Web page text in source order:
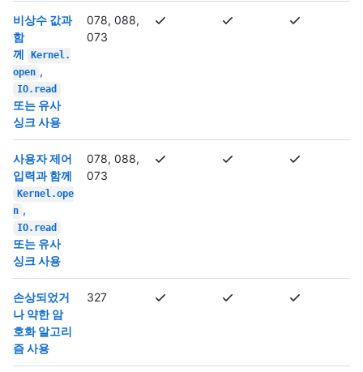
비상수 값과
함
께
Kernel.
open ,
IO.read
또는 유사
싱크 사용
078, 088,
073
사용자 제어
입력과 함께
Kernel.ope
n ,
IO.read
또는 유사
싱크 사용
078, 088,
073
손상되었거
나 약한 암
호화 알고리
즘 사용
327